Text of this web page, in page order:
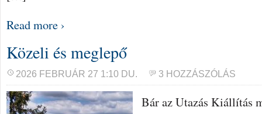
Read more ›
Közeli és meglepő
2026 FEBRUÁR 27 1:10 DU. 3 HOZZÁSZÓLÁS
Bár az Utazás Kiállítás